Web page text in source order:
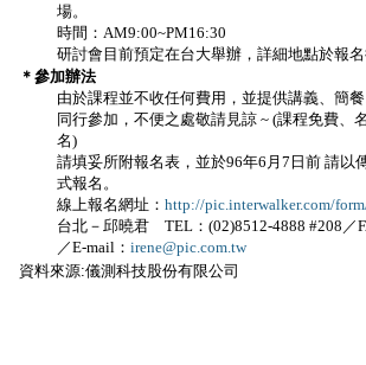
場。
時間：AM9:00~PM16:30
研討會目前預定在台大舉辦，詳細地點於報
＊參加辦法
由於課程並不收任何費用，並提供講義、簡
同行參加，不便之處敬請見諒 ~ (課程免費、
名)
請填妥所附報名表，並於96年6月7日前 請以
式報名。
線上報名網址：http://pic.interwalker.com/
台北－邱曉君 TEL：(02)8512-4888 #208／
／E-mail：irene@pic.com.tw
資料來源:儀測科技股份有限公司